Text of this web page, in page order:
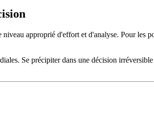
approprié d'effort et d'analyse. Pour les
Se précipiter dans une décision